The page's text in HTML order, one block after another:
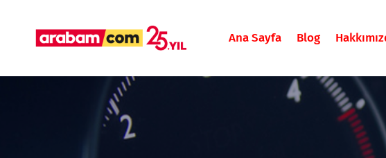
Ana Sayfa Blog